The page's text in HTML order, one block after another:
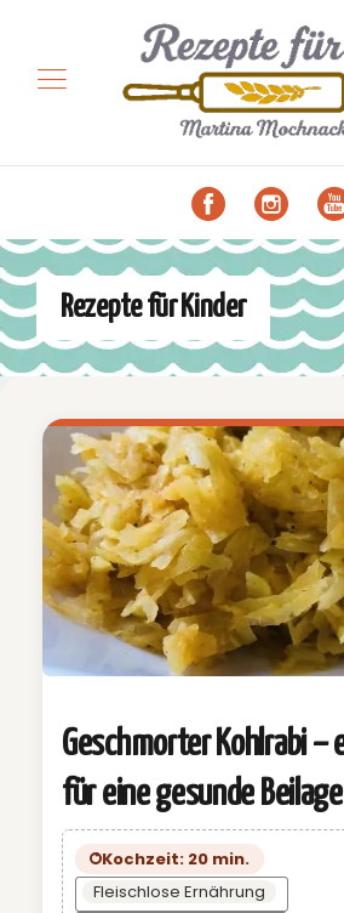
Rezepte für Kinder
Geschmorter Kohlrabi –
für eine gesunde Beilage
Kochzeit: 20 min.
Fleischlose Ernährung